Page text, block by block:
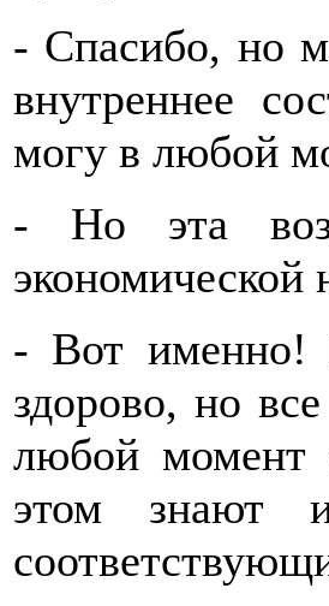
- Спасибо, но
внутреннее
могу в любой
- Но эта
экономической
- Вот именно!
здорово, но
любой момент
этом знают